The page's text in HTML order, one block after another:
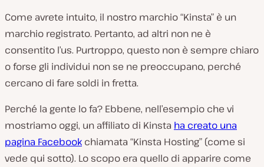
Come avrete intuito, il nostro marchio “Kinsta” è un
marchio registrato. Pertanto, ad altri non ne è
consentito l’us. Purtroppo, questo non è sempre chiaro
o forse gli individui non se ne preoccupano, perché
cercano di fare soldi in fretta.
Perché la gente lo fa? Ebbene, nell’esempio che vi
mostriamo oggi, un affiliato di Kinsta ha creato una
pagina Facebook chiamata “Kinsta Hosting” (come si
vede qui sotto). Lo scopo era quello di apparire come